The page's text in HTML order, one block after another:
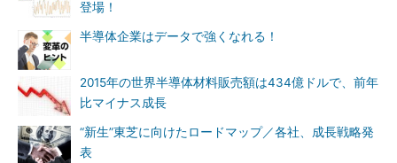
登場！
半導体企業はデータで強くなれる！
2015年の世界半導体材料販売額は434億ドルで、前年
比マイナス成長
“新生”東芝に向けたロードマップ／各社、成長戦略発
表